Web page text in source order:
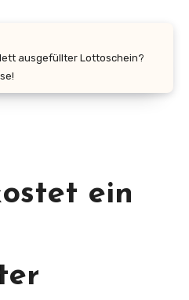
ausgefüllter Lottoschein?
ein